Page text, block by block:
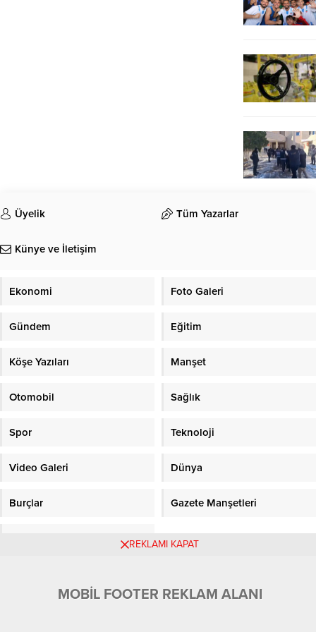
Üyelik Tüm Yazarlar
Künye ve İletişim
Ekonomi Foto Galeri
Gündem Eğitim
Köşe Yazıları Manşet
Otomobil Sağlık
Spor Teknoloji
Video Galeri Dünya
Burçlar Gazete Manşetleri
REKLAMI KAPAT
MOBİL FOOTER REKLAM ALANI